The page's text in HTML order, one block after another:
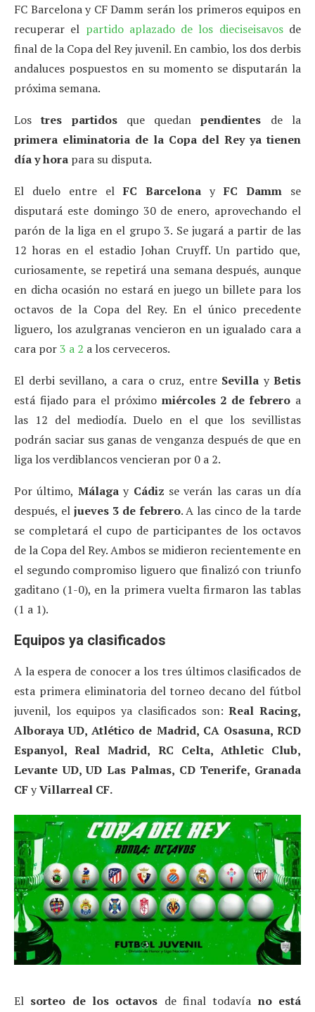
FC Barcelona y CF Damm serán los primeros equipos en
recuperar el partido aplazado de los dieciseisavosde
final de la Copa del Rey juvenil. En cambio, los dos derbis
andaluces pospuestos en su momento se disputarán la
próxima semana.
Lostres partidosque quedanpendientes de la
primera eliminatoria de la Copa del Rey ya tienen
día y hora para su disputa.
El duelo entre el FC Barcelona yFC Damm se
disputará este domingo 30 de enero, aprovechando el
parón de la liga en el grupo 3. Se jugará a partir de las
12 horas en el estadio Johan Cruyff. Un partido que,
curiosamente, se repetirá una semana después, aunque
en dicha ocasión no estará en juego un billete para los
octavos de la Copa del Rey. En el único precedente
liguero, los azulgranas vencieron en un igualado cara a
cara por3 a 2 a los cerveceros.
El derbi sevillano, a cara o cruz, entre Sevilla y Betis
está fijado para el próximo miércoles 2 de febrero a
las 12 del mediodía. Duelo en el que los sevillistas
podrán saciar sus ganas de venganza después de que en
liga los verdiblancos vencieran por 0 a 2.
Por último, Málagay Cádiz se verán las caras un día
después, el jueves 3 de febrero. A las cinco de la tarde
se completará el cupo de participantes de los octavos
de la Copa del Rey. Ambos se midieron recientemente en
el segundo compromiso liguero que finalizó con triunfo
gaditano (1-0), en la primera vuelta firmaron las tablas
(1 a 1).
Equipos ya clasificados
A la espera de conocer a los tres últimos clasificados de
esta primera eliminatoria del torneo decano del fútbol
juvenil, los equipos ya clasificados son:Real Racing,
Alboraya UD, Atlético de Madrid, CA Osasuna, RCD
Espanyol, Real Madrid, RC Celta, Athletic Club,
Levante UD, UD Las Palmas, CD Tenerife, Granada
CFyVillarreal CF.
El sorteo de los octavos de final todavía no está